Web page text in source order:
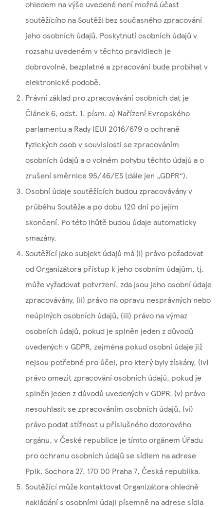
ohledem na výše uvedené není možná účast
soutěžícího na Soutěži bez současného zpracování
jeho osobních údajů. Poskytnutí osobních údajů v
rozsahu uvedeném v těchto pravidlech je
dobrovolné, bezplatné a zpracování bude probíhat v
elektronické podobě.
Právní základ pro zpracovávání osobních dat je
Článek 6, odst. 1, písm. a) Nařízení Evropského
parlamentu a Rady (EU) 2016/679 o ochraně
fyzických osob v souvislosti se zpracováním
osobních údajů a o volném pohybu těchto údajů a o
zrušení směrnice 95/46/ES (dále jen „GDPR“).
Osobní údaje soutěžících budou zpracovávány v
průběhu Soutěže a po dobu 120 dní po jejím
skončení. Po této lhůtě budou údaje automaticky
smazány.
Soutěžící jako subjekt údajů má (i) právo požadovat
od Organizátora přístup k jeho osobním údajům, tj.
může vyžadovat potvrzení, zda jsou jeho osobní údaje
zpracovávány, (ii) právo na opravu nesprávných nebo
neúplných osobních údajů, (iii) právo na výmaz
osobních údajů, pokud je splněn jeden z důvodů
uvedených v GDPR, zejména pokud osobní údaje již
nejsou potřebné pro účel, pro který byly získány, (iv)
právo omezit zpracování osobních údajů, pokud je
splněn jeden z důvodů uvedených v GDPR, (v) právo
nesouhlasit se zpracováním osobních údajů, (vi)
právo podat stížnost u příslušného dozorového
orgánu, v České republice je tímto orgánem Úřadu
pro ochranu osobních údajů se sídlem na adrese
Pplk. Sochora 27, 170 00 Praha 7, Česká republika.
Soutěžící může kontaktovat Organizátora ohledně
nakládání s osobními údaji písemně na adrese sídla